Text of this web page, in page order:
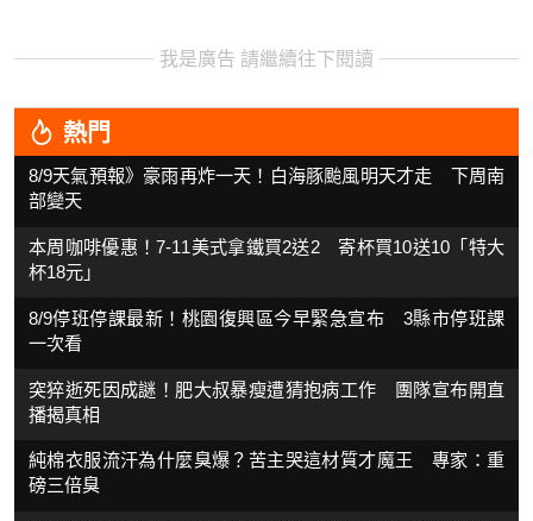
我是廣告 請繼續往下閱讀
熱門
8/9天氣預報》豪雨再炸一天！白海豚颱風明天才走 下周南
部變天
本周咖啡優惠！7-11美式拿鐵買2送2 寄杯買10送10「特大
杯18元」
8/9停班停課最新！桃園復興區今早緊急宣布 3縣市停班課
一次看
突猝逝死因成謎！肥大叔暴瘦遭猜抱病工作 團隊宣布開直
播揭真相
純棉衣服流汗為什麼臭爆？苦主哭這材質才魔王 專家：重
磅三倍臭